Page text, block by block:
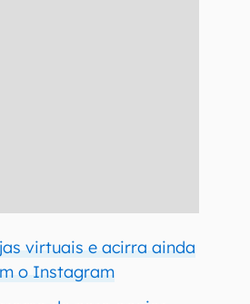
virtuais e acirra ainda
o Instagram